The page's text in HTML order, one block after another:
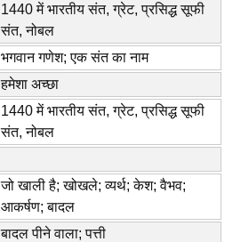
1440 में भारतीय संत, ग्रेट, प्रसिद्ध सूफी
संत, नोबल
भगवान गणेश; एक संत का नाम
हमेशा अच्छा
1440 में भारतीय संत, ग्रेट, प्रसिद्ध सूफी
संत, नोबल
जो खाली है; खोखले; व्यर्थ; केश; वैभव;
आकर्षण; बादल
बादल पीने वाला; पत्ती